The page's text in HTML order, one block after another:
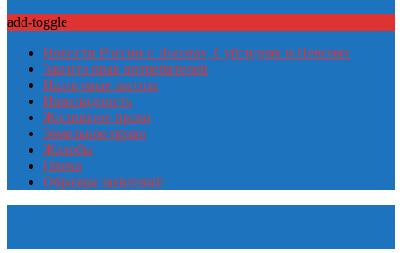
add-toggle
Новости России о Льготах, Субсидиях и Пенсиях
Защита прав потребителей
Налоговые льготы
Инвалидность
Жилищное право
Земельное право
Жалобы
Опека
Образцы заявлений